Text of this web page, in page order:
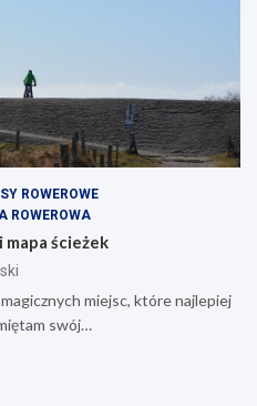
ROWEROWE
ROWEROWA
mapa ścieżek
miejsc, które najlepiej
swój…